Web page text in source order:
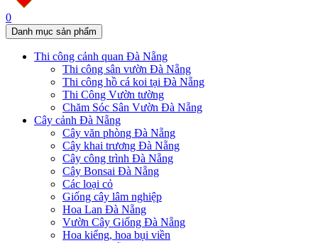
0
Danh mục sản phẩm
Thi công cảnh quan Đà Nẵng
Thi công sân vườn Đà Nẵng
Thi công hồ cá koi tại Đà Nẵng
Thi Công Vườn tường
Chăm Sóc Sân Vườn Đà Nẵng
Cây cảnh Đà Nẵng
Cây văn phòng Đà Nẵng
Cây khai trương Đà Nẵng
Cây công trình Đà Nẵng
Cây Bonsai Đà Nẵng
Các loại cỏ
Giống cây lâm nghiệp
Hoa Lan Đà Nẵng
Vườn Cây Giống Đà Nẵng
Hoa kiểng, hoa bụi viền